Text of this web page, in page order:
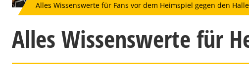
Alles Wissenswerte für Fans vor dem Heimspiel gegen den
Alles Wissenswerte für